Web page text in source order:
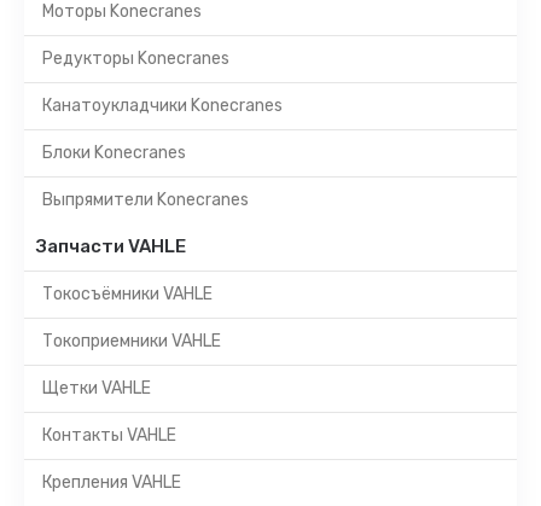
Моторы Konecranes
Редукторы Konecranes
Канатоукладчики Konecranes
Блоки Konecranes
Выпрямители Konecranes
Запчасти VAHLE
Токосъёмники VAHLE
Токоприемники VAHLE
Щетки VAHLE
Контакты VAHLE
Крепления VAHLE